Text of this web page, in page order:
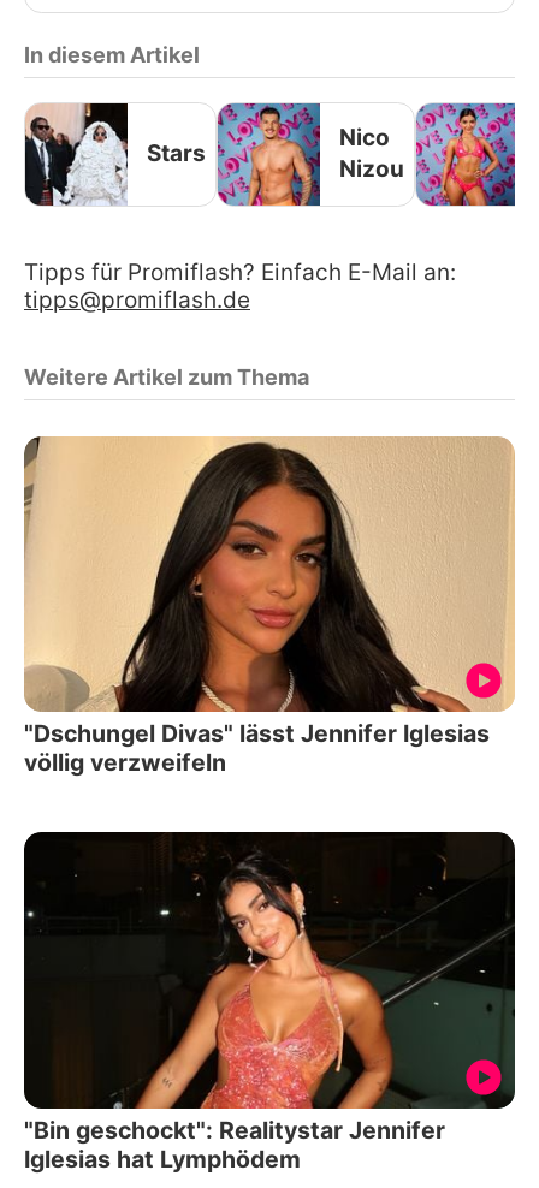
In diesem Artikel
Stars
Nico
Nizou
Tipps für Promiflash? Einfach E-Mail an:
tipps@promiflash.de
Weitere Artikel zum Thema
"Dschungel Divas" lässt Jennifer Iglesias
völlig verzweifeln
"Bin geschockt": Realitystar Jennifer
Iglesias hat Lymphödem